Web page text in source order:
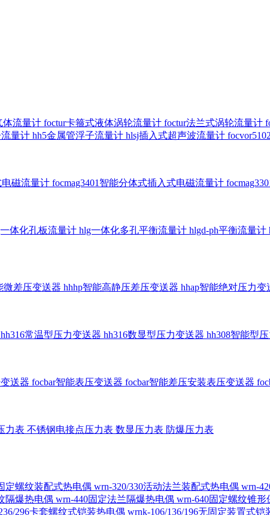
体流量计 foctur卡箍式液体涡轮流量计 foctur法兰式涡轮流量计
量计 hh5金属管浮子流量计 hlsj插入式超声波流量计
电磁流量计 focmag3401智能分体式插入式电磁流量计
体化孔板流量计 hlg一体化多孔平衡流量计 hlgd-ph平衡流量计
微差压变送器 hhhp智能高静压差压变送器 hhap智能绝对压力变
hh316常温型压力变送器 hh316数显型压力变送器 hh308智能型
送器 focbar智能表压变送器 focbar智能差压安装表压变送器
力表 不锈钢电接点压力表 数显压力表 防爆压力表
定螺纹装配式热电偶 wrn-320/330活动法兰装配式热电偶 wrn-
隔爆热电偶 wrn-440固定法兰隔爆热电偶 wrn-640固定螺纹锥形
296卡套螺纹式铠装热电偶 wrnk-106/136/196无固定装置式铠